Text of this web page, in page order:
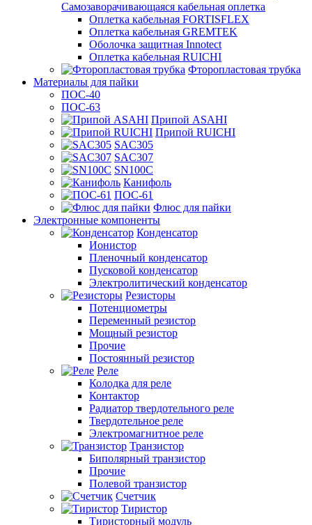
Самозаворачивающаяся кабельная оплетка
Оплетка кабельная FORTISFLEX
Оплетка кабельная GREMTEK
Оболочка защитная Innotect
Оплетка кабельная RUICHI
Фторопластовая трубка
Материалы для пайки
ПОС-40
ПОС-63
Припой ASAHI
Припой RUICHI
SAC305
SAC307
SN100C
Канифоль
ПОС-61
Флюс для пайки
Электронные компоненты
Конденсатор
Ионистор
Пленочный конденсатор
Пусковой конденсатор
Электролитический конденсатор
Резисторы
Потенциометры
Переменный резистор
Мощный резистор
Прочие
Постоянный резистор
Реле
Колодка для реле
Контактор
Радиатор твердотельного реле
Твердотельное реле
Электромагнитное реле
Транзистор
Биполярный транзистор
Прочие
Полевой транзистор
Счетчик
Тиристор
Тиристорный модуль